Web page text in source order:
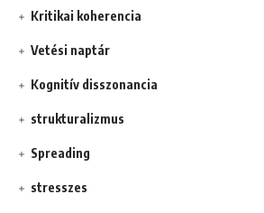
Kritikai koherencia
Vetési naptár
Kognitív disszonancia
strukturalizmus
Spreading
stresszes